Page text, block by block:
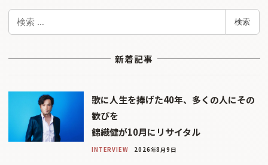
検
検索
新着記事
歌に人生を捧げた40年、多くの人にその
歓びを
錦織健が10月にリサイタル
INTERVIEW 2026年8月9日